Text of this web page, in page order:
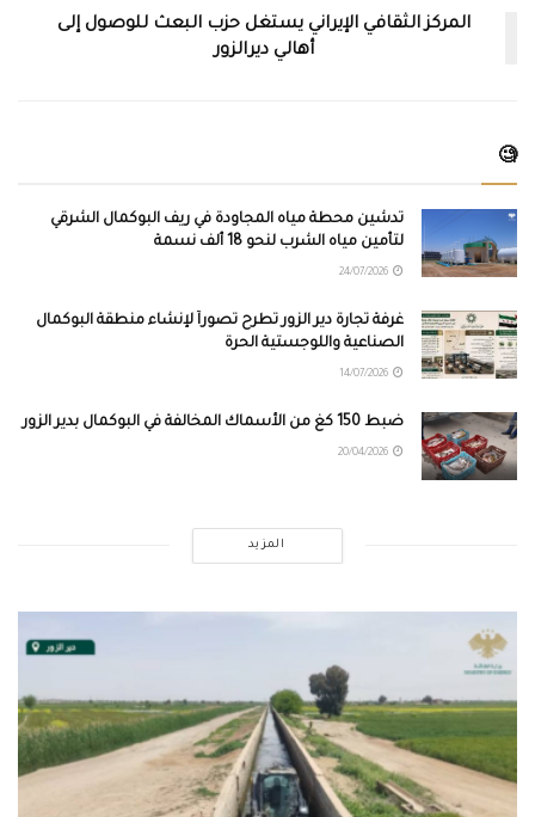
المركز الثقافي الإيراني يستغل حزب البعث للوصول إلى
أهالي ديرالزور
🧐
تدشين محطة مياه المجاودة في ريف البوكمال الشرقي
لتأمين مياه الشرب لنحو 18 ألف نسمة
غرفة تجارة دير الزور تطرح تصوراً لإنشاء منطقة البوكمال
الصناعية واللوجستية الحرة
ضبط 150 كغ من الأسماك المخالفة في البوكمال بدير الزور
المزيد